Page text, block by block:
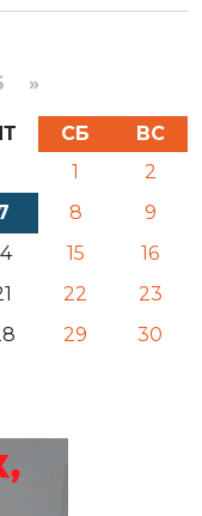
»
СБ
ВС
1
2
8
9
15
16
22
23
29
30